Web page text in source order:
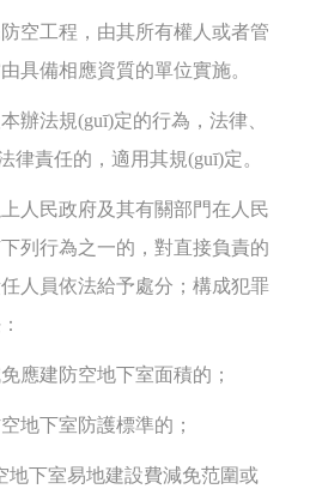
程，由其所有權人或者管
備相應資質的單位實施。
規(guī)定的行為，法律、
任的，適用其規(guī)定。
民政府及其有關部門在人民
行為之一的，對直接負責的
人員依法給予處分；構成犯罪
防空地下室面積的；
下室防護標準的；
地下室易地建設費減免范圍或